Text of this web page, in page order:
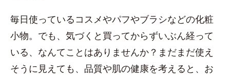
毎日使っているコスメやパフやブラシなどの化粧
小物。でも、気づくと買ってからずいぶん経って
いる、なんてことはありませんか？まだまだ使え
そうに見えても、品質や肌の健康を考えると、お